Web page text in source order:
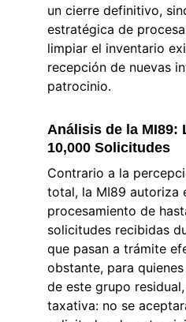
un cierre definitivo,
estratégica de
limpiar el inventario
recepción de nuevas
patrocinio.
Análisis de la MI89:
10,000 Solicitudes
Contrario a la
total, la MI89 autoriza
procesamiento de
solicitudes recibidas
que pasan a trámite
obstante, para
de este grupo
taxativa: no se